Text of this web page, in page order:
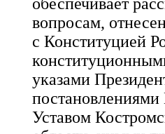
обеспечивает
вопросам,
с Конституцией
указами
постановлениями
Уставом